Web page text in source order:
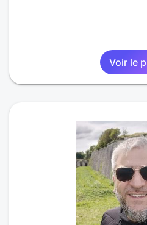
Voir le